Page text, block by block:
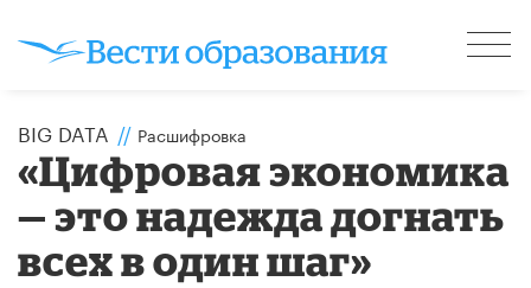
BIG DATA // Расшифровка
«Цифровая экономика
— это надежда догнать
всех в один шаг»